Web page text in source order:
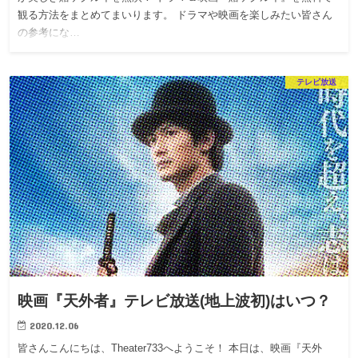
観る方法をまとめてまいります。 ドラマや映画を楽しみたい皆さん
の参考にな…
テレビ放送
映画『天外者』テレビ放送(地上波初)はいつ？
2020.12.06
皆さんこんにちは、Theater733へようこそ！ 本日は、映画『天外